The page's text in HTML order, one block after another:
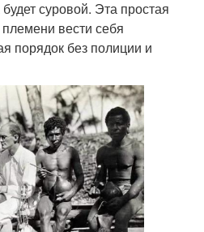
суровой. Эта простая
вести себя
порядок без полиции и